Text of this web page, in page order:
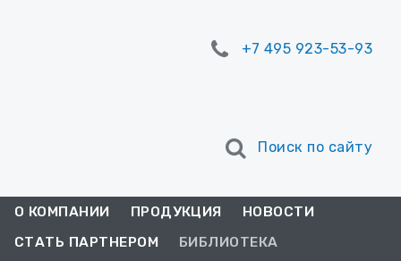
+7 495 923-53-93
Поиск по сайту
О КОМПАНИИ ПРОДУКЦИЯ
НОВОСТИ
СТАТЬ ПАРТНЕРОМ
БИБЛИОТЕКА